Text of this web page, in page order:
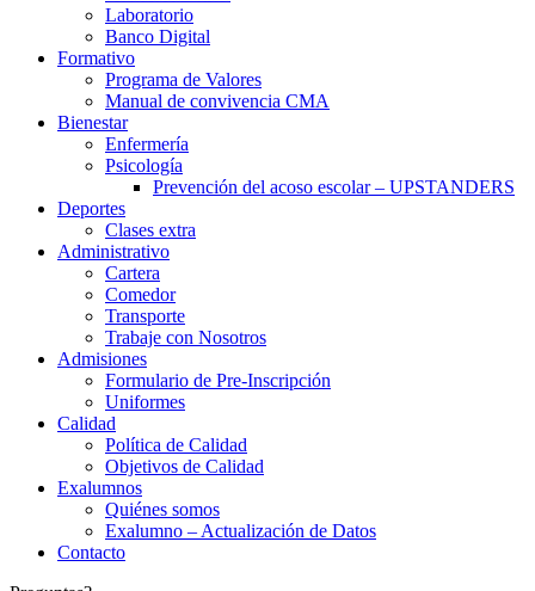
Laboratorio
Banco Digital
Formativo
Programa de Valores
Manual de convivencia CMA
Bienestar
Enfermería
Psicología
Prevención del acoso escolar – UPSTANDERS
Deportes
Clases extra
Administrativo
Cartera
Comedor
Transporte
Trabaje con Nosotros
Admisiones
Formulario de Pre-Inscripción
Uniformes
Calidad
Política de Calidad
Objetivos de Calidad
Exalumnos
Quiénes somos
Exalumno – Actualización de Datos
Contacto